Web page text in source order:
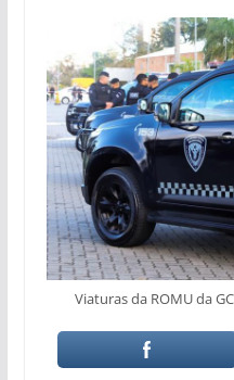
Viaturas da ROMU da